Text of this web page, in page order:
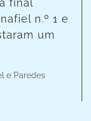
n.º 1 e
um
e Paredes